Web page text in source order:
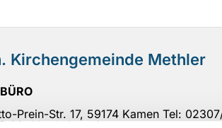
Kirchengemeinde Methler
Prein-Str. 17, 59174 Kamen Tel:
Methler@ekvw.de